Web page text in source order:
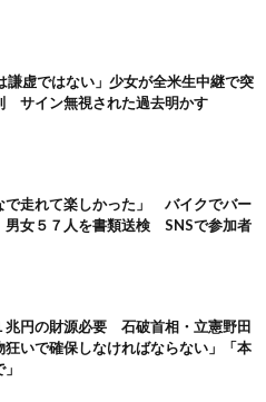
謙虚ではない」少女が全米生中継で突
サイン無視された過去明かす
で走れて楽しかった」 バイクでバー
女５７人を書類送検 SNSで参加者
兆円の財源必要 石破首相・立憲野田
狂いで確保しなければならない」「本